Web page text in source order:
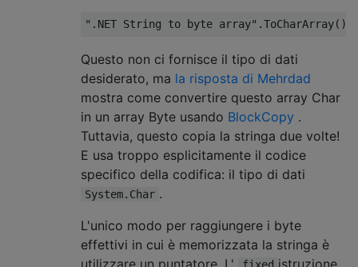
".NET String to byte array" .ToCharArray()
Questo non ci fornisce il tipo di dati
desiderato, ma la risposta di Mehrdad
mostra come convertire questo array Char
in un array Byte usando BlockCopy .
Tuttavia, questo copia la stringa due volte!
E usa troppo esplicitamente il codice
specifico della codifica: il tipo di dati
System.Char .
L'unico modo per raggiungere i byte
effettivi in ​​cui è memorizzata la stringa è
utilizzare un puntatore. L'
fixed istruzione